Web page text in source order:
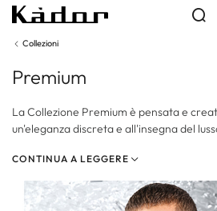
Collezioni
Premium
La Collezione Premium è pensata e
un'eleganza discreta e all'insegna del
CONTINUA A LEGGERE